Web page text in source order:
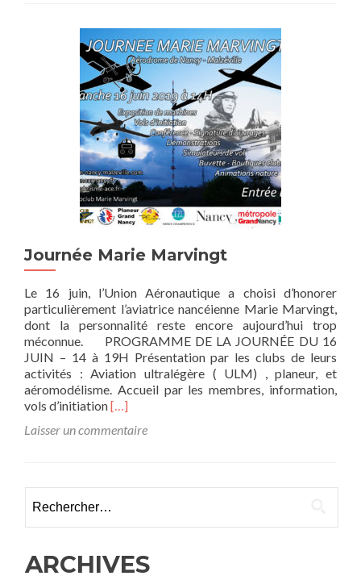
Journée Marie Marvingt
Le 16 juin, l’Union Aéronautique a choisi d’honorer
particulièrement l’aviatrice nancéienne Marie Marvingt,
dont la personnalité reste encore aujourd’hui trop
méconnue. PROGRAMME DE LA JOURNÉE DU 16
JUIN – 14 à 19H Présentation par les clubs de leurs
activités : Aviation ultralégère ( ULM) , planeur, et
aéromodélisme. Accueil par les membres, information,
vols d’initiationE
s
o
u
[…]
Laisser un commentaire
ARCHIVES